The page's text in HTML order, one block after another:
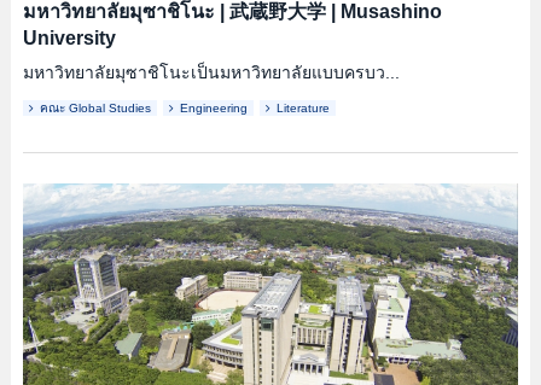
มหาวิทยาลัยมุซาชิโนะ 武蔵野大学|
Musashino
University
มหาวิทยาลัยมุซาชิโนะเป็นมหาวิทยาลัยแบบครบว...
คณะ Global Studies Engineering Literature